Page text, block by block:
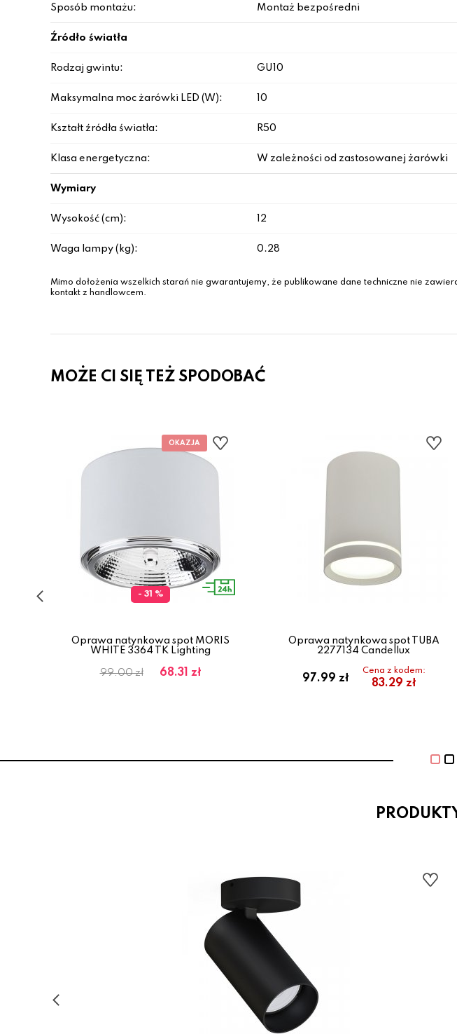
Sposób montażu: Montaż bezpośredni
Źródło światła
Rodzaj gwintu: GU10
Maksymalna moc żarówki LED (W): 10
Kształt źródła światła: R50
Klasa energetyczna: W zależności od zastosowanej żarówki
Wymiary
Wysokość (cm): 12
Waga lampy (kg): 0.28
Mimo dołożenia wszelkich starań nie gwarantujemy, że publikowane dane techniczne nie
kontakt z handlowcem.
MOŻE CI SIĘ TEŻ SPODOBAĆ
- 31 %
Oprawa natynkowa spot MORIS
WHITE 3364 TK Lighting
99.00 zł 68.31 zł
Oprawa natynkowa spot TUBA
2277134 Candellux
97.99 zł
Cena z kodem:
83.29 zł